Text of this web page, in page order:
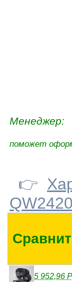
Менеджер:
поможет
👉
5 952,96